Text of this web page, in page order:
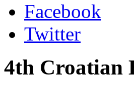
Facebook
Twitter
4th Croatian